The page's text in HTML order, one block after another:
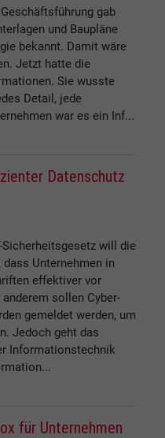
gab
und Baupläne
bekannt. Damit wäre
Jetzt hatte die
Sie wusste
Detail, jede
war es ein Inf...
Datenschutz
Sicherheitsgesetz will die
Unternehmen in
effektiver vor
sollen Cyber-
gemeldet werden, um
Jedoch geht das
Informationstechnik
für Unternehmen